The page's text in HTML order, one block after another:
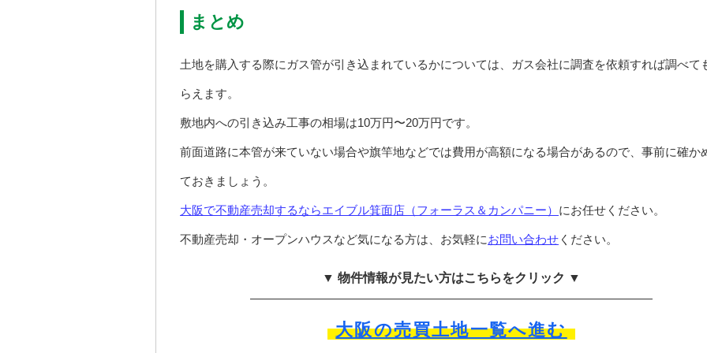
まとめ
土地を購入する際にガス管が引き込まれているかについては、ガス会社に調査を依頼すれば調べて
らえます。
敷地内への引き込み工事の相場は10万円〜20万円です。
前面道路に本管が来ていない場合や旗竿地などでは費用が高額になる場合があるので、事前に確か
ておきましょう。
大阪で不動産売却するならエイブル箕面店（フォーラス＆カンパニー） にお任せください。
不動産売却・オープンハウスなど気になる方は、お気軽にお問い合わせ ください。
▼ 物件情報が見たい方はこちらをクリック ▼
大阪の売買土地一覧へ進む